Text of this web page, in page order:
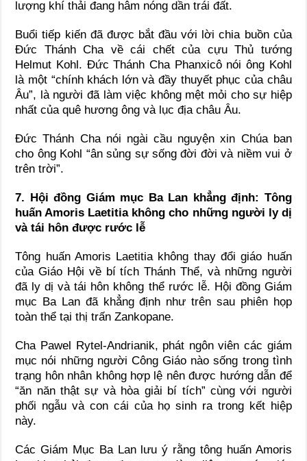
lượng khí thải đang hâm nóng dần trái đất.
Buổi tiếp kiến đã được bắt đầu với lời chia buồn của
Đức Thánh Cha về cái chết của cựu Thủ tướng
Helmut Kohl. Đức Thánh Cha Phanxicô nói ông Kohl
là một “chính khách lớn và đầy thuyết phục của châu
Âu”, là người đã làm việc không mệt mỏi cho sự hiệp
nhất của quê hương ông và lục địa châu Âu.
Đức Thánh Cha nói ngài cầu nguyện xin Chúa ban
cho ông Kohl “ân sủng sự sống đời đời và niềm vui ở
trên trời”.
7. Hội đồng Giám mục Ba Lan khẳng định: Tông
huấn Amoris Laetitia không cho những người ly dị
và tái hôn được rước lễ
Tông huấn Amoris Laetitia không thay đổi giáo huấn
của Giáo Hội về bí tích Thánh Thể, và những người
đã ly dị và tái hôn không thể rước lễ. Hội đồng Giám
mục Ba Lan đã khẳng định như trên sau phiên họp
toàn thể tại thị trấn Zankopane.
Cha Pawel Rytel-Andrianik, phát ngôn viên các giám
mục nói những người Công Giáo nào sống trong tình
trạng hôn nhân không hợp lệ nên được hướng dẫn để
“ăn năn thật sự và hòa giải bí tích” cùng với người
phối ngẫu và con cái của họ sinh ra trong kết hiệp
này.
Các Giám Mục Ba Lan lưu ý rằng tông huấn Amoris